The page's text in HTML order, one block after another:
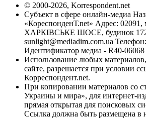
© 2000-2026, Korrespondent.net
Субъект в сфере онлайн-медиа
«КореспонденТ.net» Адрес: 02091,
ХАРКІВСЬКЕ ШОСЕ, будинок 172-
sunlight@mediadim.com.ua
Идентификатор медиа - R40-06068
Использование любых
сайте, разрешается при условии
Корреспондент.net.
При копировании материалов со
Украины и мира», для интернет-
прямая открытая для поисковых
Ссылка должна быть размещена в